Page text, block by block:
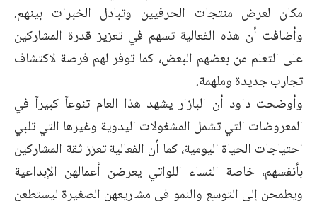
مكان لعرض منتجات الحرفيين وتبادل الخبرات بينهم.
وأضافت أن هذه الفعالية تسهم في تعزيز قدرة المشاركين
على التعلم من بعضهم البعض، كما توفر لهم فرصة لاكتشاف
تجارب جديدة وملهمة.
وأوضحت داود أن البازار يشهد هذا العام تنوعاً كبيراً في
المعروضات التي تشمل المشغولات اليدوية وغيرها التي تلبي
احتياجات الحياة اليومية، كما أن الفعالية تعزز ثقة المشاركين
بأنفسهم، خاصة النساء اللواتي يعرضن أعمالهن الإبداعية
ويطمحن إلى التوسع والنمو في مشاريعهن الصغيرة ليستطعن